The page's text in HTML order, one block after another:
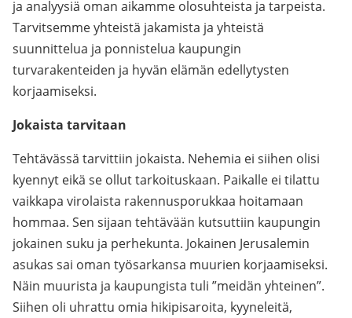
ja analyysiä oman aikamme olosuhteista ja tarpeista.
Tarvitsemme yhteistä jakamista ja yhteistä
suunnittelua ja ponnistelua kaupungin
turvarakenteiden ja hyvän elämän edellytysten
korjaamiseksi.
Jokaista tarvitaan
Tehtävässä tarvittiin jokaista. Nehemia ei siihen olisi
kyennyt eikä se ollut tarkoituskaan. Paikalle ei tilattu
vaikkapa virolaista rakennusporukkaa hoitamaan
hommaa. Sen sijaan tehtävään kutsuttiin kaupungin
jokainen suku ja perhekunta. Jokainen Jerusalemin
asukas sai oman työsarkansa muurien korjaamiseksi.
Näin muurista ja kaupungista tuli ”meidän yhteinen”.
Siihen oli uhrattu omia hikipisaroita, kyyneleitä,